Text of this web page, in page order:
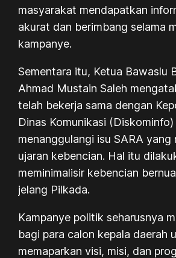
masyarakat mendapatkan
akurat dan berimbang selama
kampanye.
Sementara itu, Ketua Bawaslu
Ahmad Mustain Saleh
telah bekerja sama dengan
Dinas Komunikasi (Diskominfo)
menanggulangi isu SARA yang
ujaran kebencian. Hal itu
meminimalisir kebencian
jelang Pilkada.
Kampanye politik seharusnya
bagi para calon kepala daerah
memaparkan visi, misi, dan